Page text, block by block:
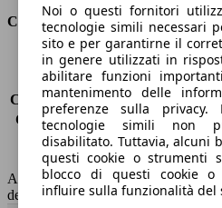
Consumi
Emissioni di CO2*
-
Consumo (urbano)
-
Consumo (extra-urbano) -
Consumo (combinato)*
Classe di emissione
Euro 6
Capacità del serbatoio
52 l
AutoScout24 non si assume alcuna
dei dati.
Noi o questi fornitori
tecnologie simili necessari
sito e per garantirne il
in genere utilizzati in
abilitare funzioni
mantenimento delle
preferenze sulla
tecnologie simili non
disabilitato. Tuttavia, alcuni
questi cookie o strumenti
blocco di questi cookie
influire sulla funzionalità del